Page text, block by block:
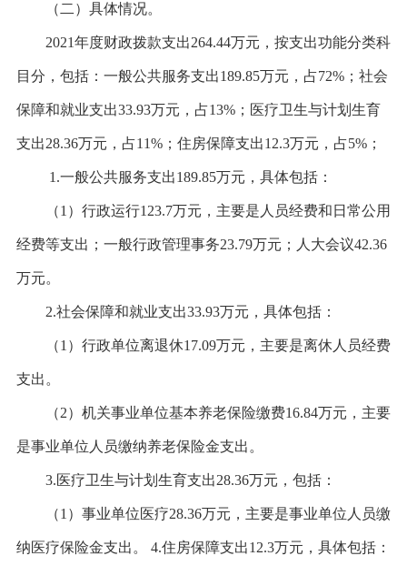
（二）具体情况。
2021年度财政拨款支出264.44万元，按支出功能分类科
目分，包括：一般公共服务支出189.85万元，占72%；社会
保障和就业支出33.93万元，占13%；医疗卫生与计划生育
支出28.36万元，占11%；住房保障支出12.3万元，占5%；
1.一般公共服务支出189.85万元，具体包括：
（1）行政运行123.7万元，主要是人员经费和日常公用
经费等支出；一般行政管理事务23.79万元；人大会议42.36
万元。
2.社会保障和就业支出33.93万元，具体包括：
（1）行政单位离退休17.09万元，主要是离休人员经费
支出。
（2）机关事业单位基本养老保险缴费16.84万元，主要
是事业单位人员缴纳养老保险金支出。
3.医疗卫生与计划生育支出28.36万元，包括：
（1）事业单位医疗28.36万元，主要是事业单位人员缴
纳医疗保险金支出。 4.住房保障支出12.3万元，具体包括：